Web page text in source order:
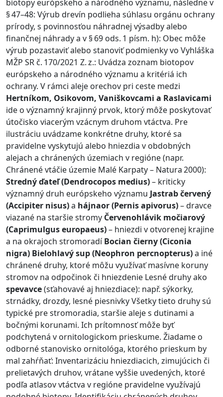
biotopy európskeho a národného významu, následne v
§ 47–48: Výrub drevín podlieha súhlasu orgánu ochrany
prírody, s povinnosťou náhradnej výsadby alebo
finančnej náhrady a v § 69 ods. 1 písm. h): Obec môže
výrub pozastaviť alebo stanoviť podmienky vo Vyhláška
MŽP SR č. 170/2021 Z. z.: Uvádza zoznam biotopov
európskeho a národného významu a kritériá ich
ochrany. V rámci aleje orechov pri ceste medzi
Hertníkom, Osikovom, Vaniškovcami a Raslavicami
ide o významný krajinný prvok, ktorý môže poskytovať
útočisko viacerým vzácnym druhom vtáctva. Pre
ilustráciu uvádzame konkrétne druhy, ktoré sa
pravidelne vyskytujú alebo hniezdia v obdobných
alejach a chránených územiach v regióne (napr.
Chránené vtáčie územie Malé Karpaty – Natura 2000):
Stredný ďateľ (Dendrocopos medius)– kriticky
významný druh európskeho významu Jastrab červený
(Accipiter nisus)a hájnaor (Pernis apivorus)– dravce
viazané na staršie stromy Červenohlávik močiarový
(Caprimulgus europaeus)– hniezdi v otvorenej krajine
a na okrajoch stromoradíBocian čierny (Ciconia
nigra) Bielohlavý sup (Neophron percnopterus)a iné
chránené druhy, ktoré môžu využívať masívne koruny
stromov na odpočinok či hniezdenie Lesné druhy ako
spevavce(sťahovavé aj hniezdiace): např. sýkorky,
strnádky, drozdy, lesné piesnivky Všetky tieto druhy sú
typické pre stromoradia, staršie aleje s dutinami a
bočnými korunami. Ich prítomnosť môže byť
podchytená v ornitologickom prieskume. Žiadame o
odborné stanovisko ornitológa, ktorého prieskum by
mal zahŕňať: Inventarizáciu hniezdiacich, zimujúcich či
prelietavých druhov, vrátane vyššie uvedených, ktoré
podľa atlasov vtáctva v regióne pravidelne využívajú